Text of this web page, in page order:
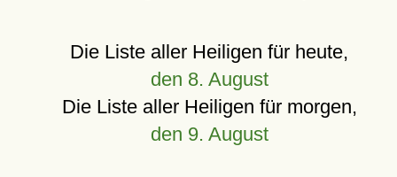
Die Liste aller Heiligen für heute,
den 8. August
Die Liste aller Heiligen für morgen,
den 9. August